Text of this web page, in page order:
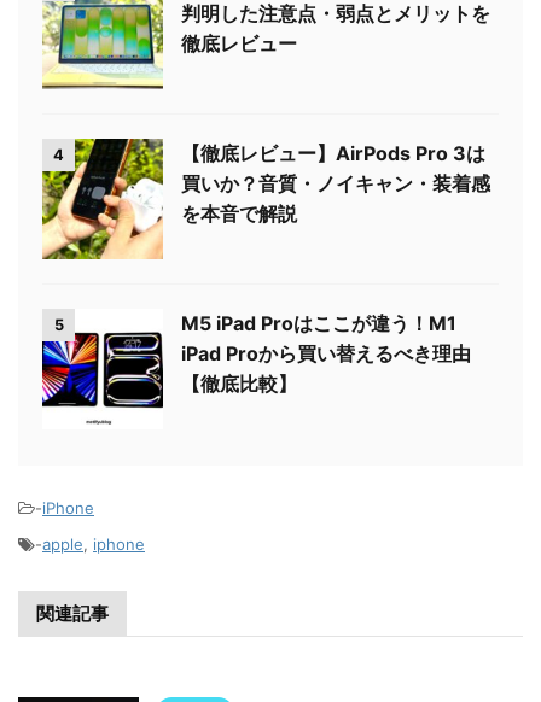
判明した注意点・弱点とメリットを
徹底レビュー
4
【徹底レビュー】AirPods Pro 3は
買いか？音質・ノイキャン・装着感
を本音で解説
5
M5 iPad Proはここが違う！M1
iPad Proから買い替えるべき理由
【徹底比較】
-iPhone
-apple, iphone
関連記事